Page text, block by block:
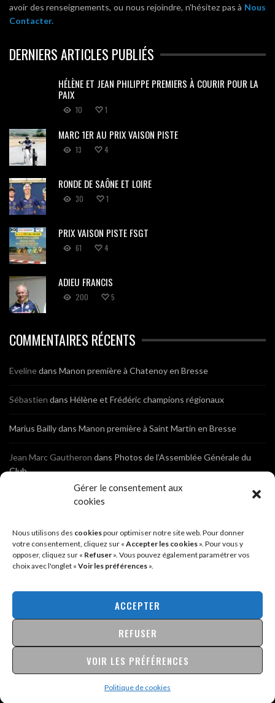
Gérer le consentement aux
cookies
Nous utilisons des cookiespour optimiser notre site web. Pour donner
votre consentement, cliquez sur « Accepter les cookies ». Pour vous y
opposer, cliquez sur « Refuser ». Vous pouvez également paramétrer vos
choix avec l'onglet « Voir les préférences ».
ACCEPTER
REFUSER
VOIR LES PRÉFÉRENCES
Politique de cookies
avoir des renseignements, ou nous rejoindre, n'hésitez pas à Nous
Contacter.
DERNIERS ARTICLES PUBLIÉS
HÉLÈNE ET JEAN PHILIPPE PREMIERS À COURIR POUR LA
PAIX
10 1
MARC 1ER AU PRIX VAISON PISTE
13 4
RONDE DE SAÔNE ET LOIRE
30 1
PRIX VAISON PISTE FSGT
61 4
ADIEU FRANCIS
200 5
COMMENTAIRES RÉCENTS
Evelinedans Manon première à Chatenoy en Bresse
Sébastien dans Hélène et Frédéric champions régionaux
Marius Baillydans Manon première à Saint Martin en Bresse
Jean Marc Gautheron dans Photos de l’Assemblée Générale du
Club
Photos de l’Assemblée Générale du Club
Sébastien dans Cyclocross de Brochon (21)
Breniauxdans Cyclocross de Brochon (21)
MENTIONS LÉGALES & POLITIQUE DE CONFIDENTIALITÉ